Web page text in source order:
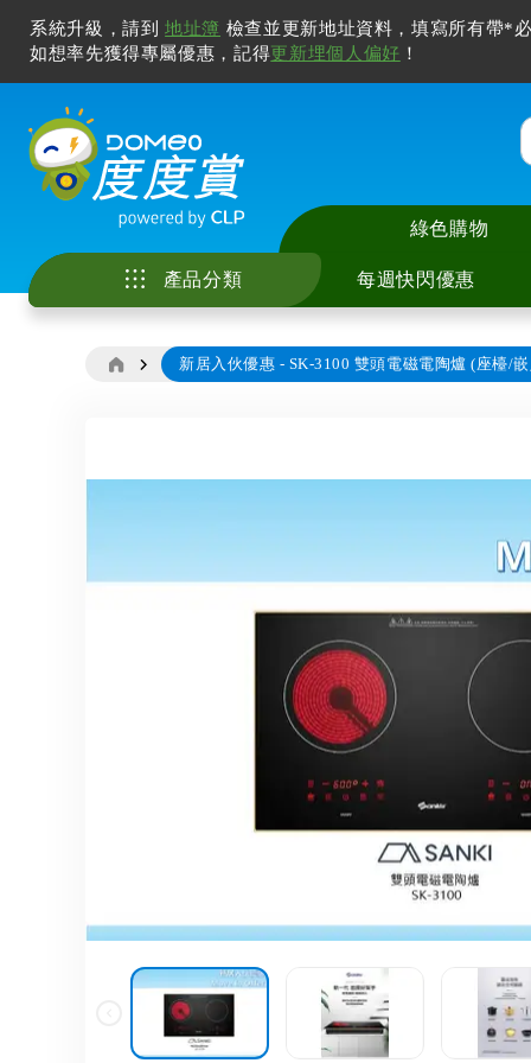
系統升級，請到地址簿 檢查並更新地址資料，填寫所有帶*
如想率先獲得專屬優惠，記得更新埋個人偏好 ！
綠色購物
產品分類
家庭電器 中央儲水式電熱水
風扇及冷風機
前置式洗衣機
上置式洗衣機
空氣清新機
暖風機及電暖氈
浴室寶
吸塵機
照明用品及燈泡
空氣加濕機及香薰
熨斗
座檯式電磁爐 / 電
電飯煲
焗爐及微波爐
氣炸鍋
攪拌機及食物處理
咖啡機
洗碗碟機及碗碟消
即熱飲水機及蒸餾
智能手機及配件
電視
廚具
美容儀
按摩器
消毒及衛生產品
冷氣清洗服務
每週快閃優惠
新居入伙優惠 - SK-3100 雙頭電磁電陶爐 (座檯/